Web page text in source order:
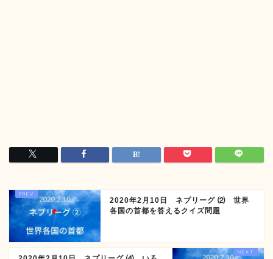
2020年2月10日 ネプリーグ ⑵ 世界
各国の首都を答えるクイズ問題